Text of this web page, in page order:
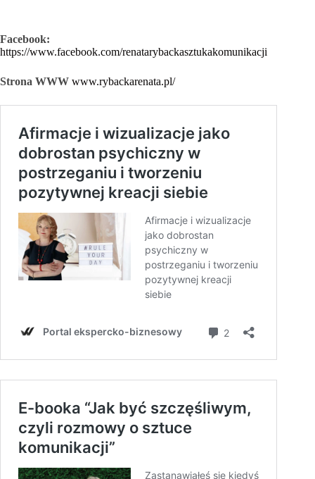
Facebook:
https://www.facebook.com/renatarybackasztukakomunikacji
Strona WWW www.rybackarenata.pl/